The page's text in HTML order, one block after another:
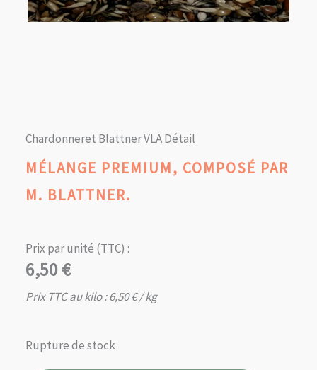
Chardonneret Blattner VLA Détail
MÉLANGE PREMIUM, COMPOSÉ PAR
M. BLATTNER.
Prix par unité (TTC) :
6,50€
Prix TTC au kilo :6,50€/ kg
Rupture de stock